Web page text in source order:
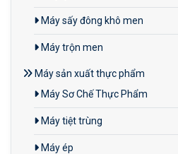
Máy sấy đông khô men
Máy trộn men
Máy sản xuất thực phẩm
Máy Sơ Chế Thực Phẩm
Máy tiệt trùng
Máy ép